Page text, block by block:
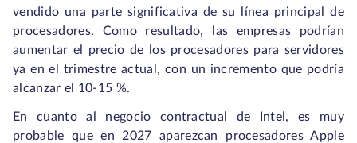
vendido una parte significativa de su línea principal de
procesadores. Como resultado, las empresas podrían
aumentar el precio de los procesadores para servidores
ya en el trimestre actual, con un incremento que podría
alcanzar el 10-15 %.
En cuanto al negocio contractual de Intel, es muy
probable que en 2027 aparezcan procesadores Apple